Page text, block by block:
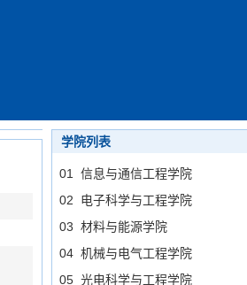
学院列表
01 信息与通信工程学院
02 电子科学与工程学院
03 材料与能源学院
04 机械与电气工程学院
05 光电科学与工程学院